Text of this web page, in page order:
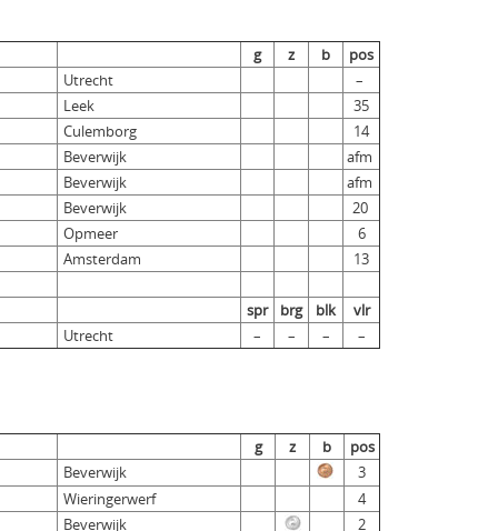
g z b
pos
Utrecht
–
Leek
35
Culemborg
14
Beverwijk
afm
Beverwijk
afm
Beverwijk
20
Opmeer
6
Amsterdam
13
spr brg blk
vlr
Utrecht
– – – –
g z b
pos
Beverwijk
3
Wieringerwerf
4
Beverwijk
2